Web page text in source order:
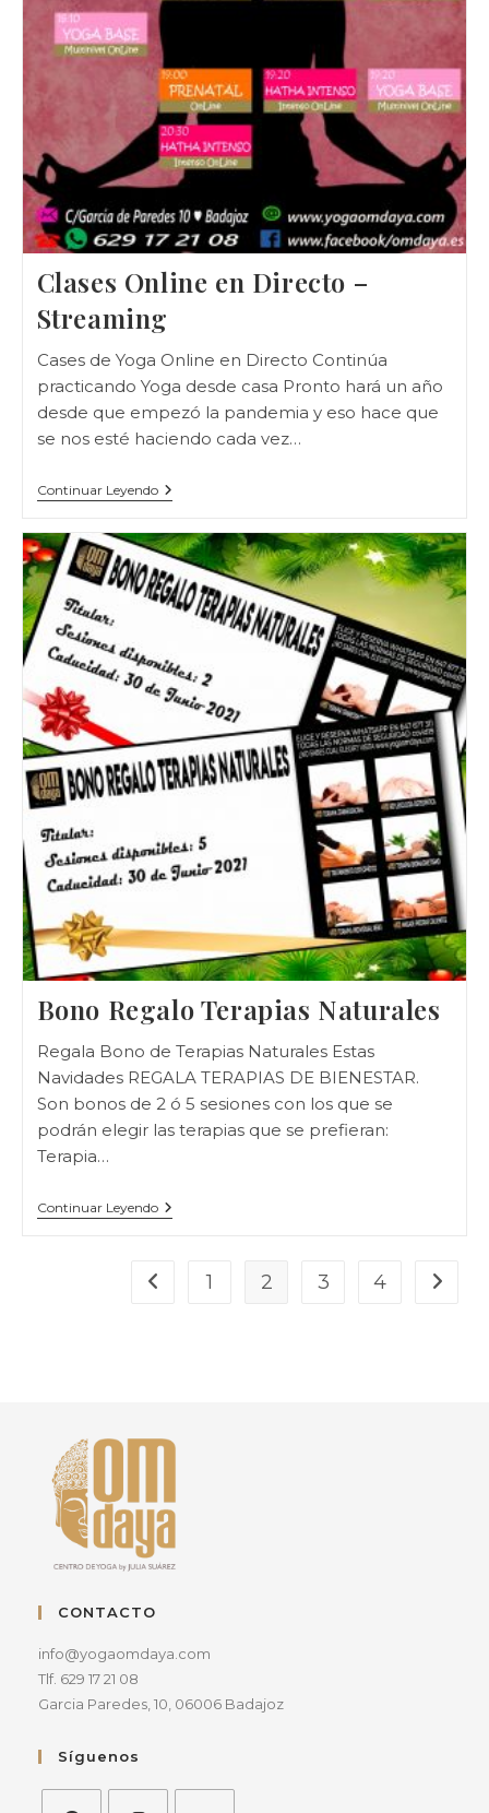
Clases Online en Directo –
Streaming
Cases de Yoga Online en Directo Continúa
practicando Yoga desde casa Pronto hará un año
desde que empezó la pandemia y eso hace que
se nos esté haciendo cada vez…
Continuar LeyendoClases
Online
Directo
–
Streaming
Bono Regalo Terapias Naturales
Regala Bono de Terapias Naturales Estas
Navidades REGALA TERAPIAS DE BIENESTAR.
Son bonos de 2 ó 5 sesiones con los que se
podrán elegir las terapias que se prefieran:
Terapia…
Continuar LeyendoBono
Regalo
Ir a la página anterior
1 2 3 4 Ir a la
CONTACTO
info@yogaomdaya.com
Tlf. 629 17 21 08
Garcia Paredes, 10, 06006 Badajoz
Síguenos